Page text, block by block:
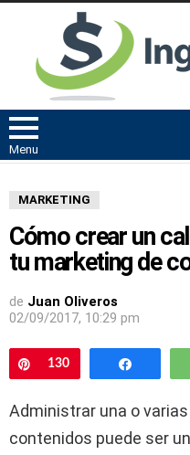
Menu
MARKETING
Cómo crear un
tu marketing de
de Juan Oliveros
02/09/2017, 10:29 pm
Pin
130
Administrar una o
contenidos puede ser